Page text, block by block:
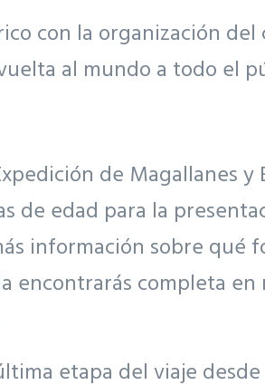
con la organización del
al mundo a todo el
de Magallanes y
de edad para la
información sobre qué
encontrarás completa en
etapa del viaje